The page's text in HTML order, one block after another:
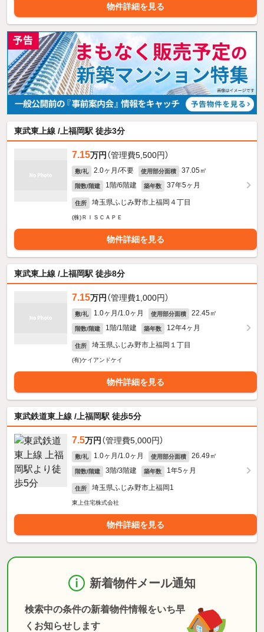
物件詳細を見る
東武東上線 /上福岡駅 徒歩3分
7.15万円 （管理費5,500円）
敷/礼 2.0ヶ月/不要 使用部分面積 37.05㎡
階数/階建 1階/6階建 築年数 37年5ヶ月
住所 埼玉県ふじみ野市上福岡４丁目
(株)ＲＩＳＣＡＰＥ
物件詳細を見る
東武東上線 /上福岡駅 徒歩8分
7.15万円 （管理費1,000円）
敷/礼 1.0ヶ月/1.0ヶ月 使用部分面積 22.45㎡
階数/階建 1階/1階建 築年数 12年4ヶ月
住所 埼玉県ふじみ野市上福岡１丁目
(有)ケイアンドケイ
物件詳細を見る
東武鉄道東上線 /上福岡駅 徒歩5分
7.5万円 （管理費5,000円）
敷/礼 1.0ヶ月/1.0ヶ月 使用部分面積 26.49㎡
階数/階建 3階/3階建 築年数 1年5ヶ月
住所 埼玉県ふじみ野市上福岡1
東上住宅株式会社
物件詳細を見る
新着物件メール通知
検索中の条件の新着物件情報をいち早
くお知らせします